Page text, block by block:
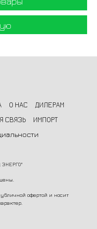
О НАС
ДИЛЕРАМ
СВЯЗЬ
ИМПОРТ
ЭНЕРГО"
офертой и носит